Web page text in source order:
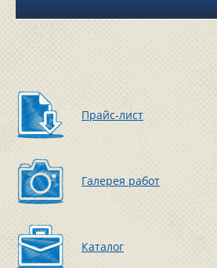
Прайс-лист
Галерея работ
Каталог